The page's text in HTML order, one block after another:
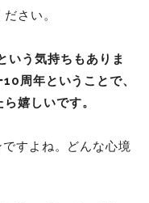
さい。
いう気持ちもありま
周年ということで、
嬉しいです。
すよね。どんな心境